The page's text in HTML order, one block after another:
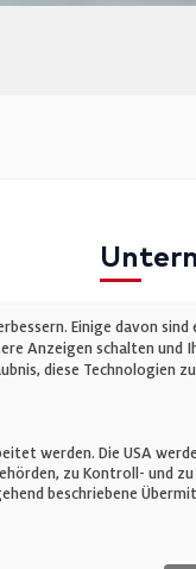
Cookie-
Einige davon
Anzeigen schalten
diese Technologien
werden. Die USA
zu Kontroll- und
beschriebene